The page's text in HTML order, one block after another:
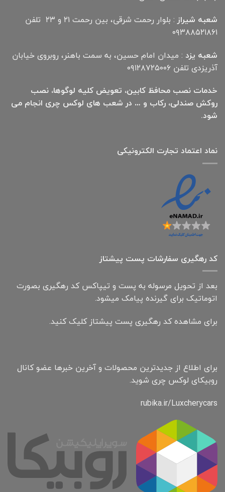
شعبه شیراز
: بلوار رحمت شرقی، بین رحمت ۲۱ و ۲۳ تلفن
۰۹۳۸۸۵۲۱۸۶۱
شعبه یزد : میدان امام حسین، به سمت باهنر، روبروی خیابان
آذریزدی تلفن ۰۹۱۲۸۷۲۵۰۰۶
خدمات نصب محافظ کابین، تعویض کلیه لوگوها، نصب
روکش صندلی، رکاب و … در شعب های لوکس چری انجام می
شود.
نماد اعتماد تجارت الكترونیكی
کد رهگیری سفارشات پست پیشتاز
بعد از تحویل مرسوله به پست و تیپاکس کد رهگیری بصورت
اتوماتیک برای گیرنده پیامک میشود.
برای مشاهده کد رهگیری پست پیشتاز کلیک کنید.
برای اطلاع از جدیدترین محصولات و آخرین خبرها عضو کانال
روبیکای لوکس چری شوید.
rubika.ir/Luxcherycars